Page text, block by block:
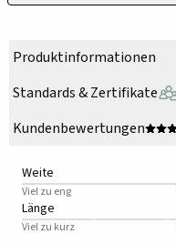
Produktinformationen
Standards & Zertifikate
Kundenbewertungen
Weite
Viel zu eng
Länge
Viel zu kurz